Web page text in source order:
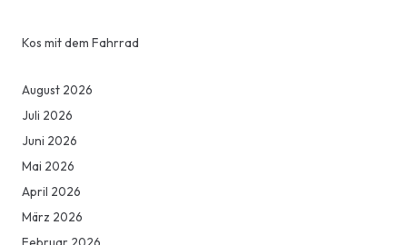
Kos mit dem Fahrrad
August 2026
Juli 2026
Juni 2026
Mai 2026
April 2026
März 2026